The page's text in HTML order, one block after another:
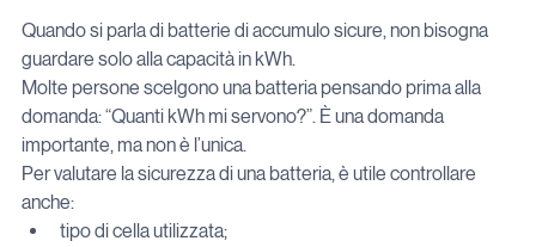
Quando si parla di batterie di accumulo sicure, non bisogna
guardare solo alla capacità in kWh.
Molte persone scelgono una batteria pensando prima alla
domanda: “Quanti kWh mi servono?”. È una domanda
importante, ma non è l’unica.
Per valutare la sicurezza di una batteria, è utile controllare
anche:
tipo di cella utilizzata;